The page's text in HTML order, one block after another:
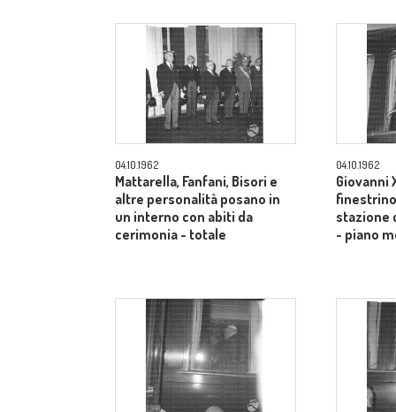
04.10.1962
Mattarella, Fanfani, Bisori e
altre personalità posano in
un interno con abiti da
cerimonia - totale
04.10.1962
Giovanni
stazione
- piano